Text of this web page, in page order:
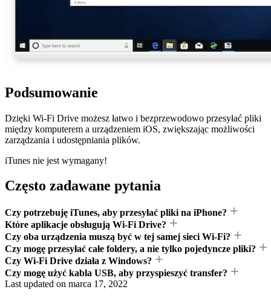
Podsumowanie
Dzięki Wi-Fi Drive możesz łatwo i bezprzewodowo przesyłać pliki
między komputerem a urządzeniem iOS, zwiększając możliwości
zarządzania i udostępniania plików.
iTunes nie jest wymagany!
Często zadawane pytania
Czy potrzebuję iTunes, aby przesyłać pliki na iPhone?
Które aplikacje obsługują Wi-Fi Drive?
Czy oba urządzenia muszą być w tej samej sieci Wi-Fi?
Czy mogę przesyłać całe foldery, a nie tylko pojedyncze pliki?
Czy Wi-Fi Drive działa z Windows?
Czy mogę użyć kabla USB, aby przyspieszyć transfer?
Last updated on marca 17, 2022